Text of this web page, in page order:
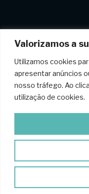
Valorizamos a
Utilizamos cookies
apresentar anúncios
nosso tráfego. Ao
utilização de cookies.